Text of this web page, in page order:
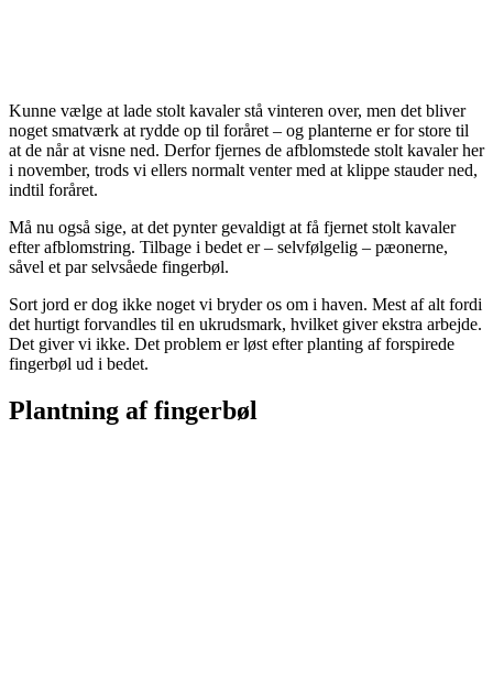
Kunne vælge at lade stolt kavaler stå vinteren over, men det bliver
noget smatværk at rydde op til foråret – og planterne er for store til
at de når at visne ned. Derfor fjernes de afblomstede stolt kavaler her
i november, trods vi ellers normalt venter med at klippe stauder ned,
indtil foråret.
Må nu også sige, at det pynter gevaldigt at få fjernet stolt kavaler
efter afblomstring. Tilbage i bedet er – selvfølgelig – pæonerne,
såvel et par selvsåede fingerbøl.
Sort jord er dog ikke noget vi bryder os om i haven. Mest af alt fordi
det hurtigt forvandles til en ukrudsmark, hvilket giver ekstra arbejde.
Det giver vi ikke. Det problem er løst efter planting af forspirede
fingerbøl ud i bedet.
Plantning af fingerbøl